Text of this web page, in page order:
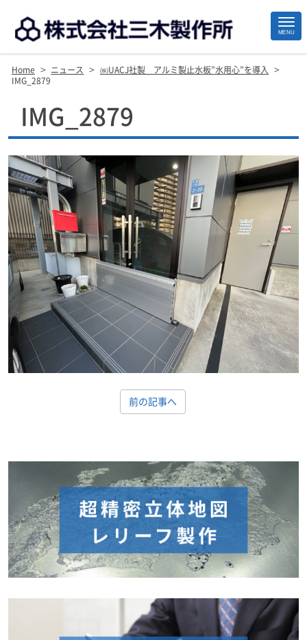
MENU
Home > ニュース > ㈱UACJ社製 アルミ製止水板”水用心”を導入 >
IMG_2879
IMG_2879
前の記事へ
Footer